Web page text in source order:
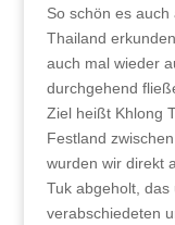
So schön es
Thailand
auch mal wieder
durchgehend
Ziel heißt Khlong
Festland
wurden wir direkt
Tuk abgeholt,
verabschiedeten